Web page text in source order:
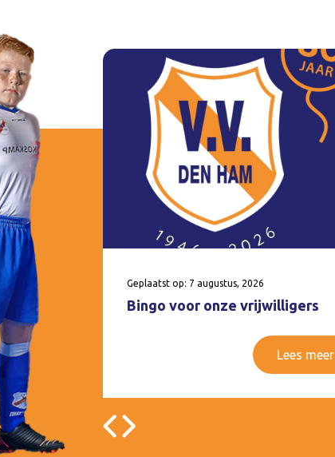
Geplaatst op: 7 augustus, 2026
Bingo voor onze vrijwilligers
Lees meer